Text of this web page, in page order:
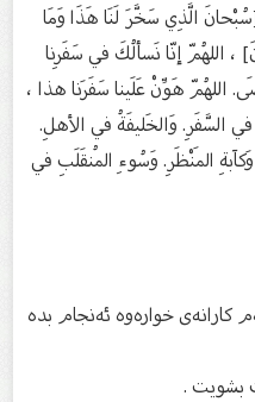
الَّذِي سَخَّرَ لَنَا هَذَا وَمَا
، اللهُمّ إنّا نَسألُكَ في سَفَرِنا
اللهُمّ هَوِّنْ عَلَينا سَفَرَنا هذا ،
وَالخَليفَةُ في الأهلِ.
المَنْظَرِ. وَسُوءِ المُنقَلَبِ في
كارانەی خوارەوە ئەنجام بدە